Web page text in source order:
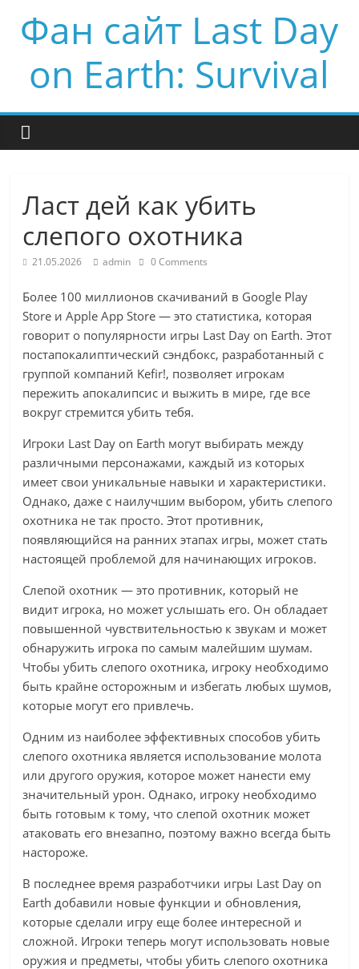
Фан сайт Last Day
on Earth: Survival
Ласт дей как убить
слепого охотника
21.05.2026 admin 0 Comments
Более 100 миллионов скачиваний в Google Play
Store и Apple App Store — это статистика, которая
говорит о популярности игры Last Day on Earth. Этот
постапокалиптический сэндбокс, разработанный с
группой компаний Kefir!, позволяет игрокам
пережить апокалипсис и выжить в мире, где все
вокруг стремится убить тебя.
Игроки Last Day on Earth могут выбирать между
различными персонажами, каждый из которых
имеет свои уникальные навыки и характеристики.
Однако, даже с наилучшим выбором, убить слепого
охотника не так просто. Этот противник,
появляющийся на ранних этапах игры, может стать
настоящей проблемой для начинающих игроков.
Слепой охотник — это противник, который не
видит игрока, но может услышать его. Он обладает
повышенной чувствительностью к звукам и может
обнаружить игрока по самым малейшим шумам.
Чтобы убить слепого охотника, игроку необходимо
быть крайне осторожным и избегать любых шумов,
которые могут его привлечь.
Одним из наиболее эффективных способов убить
слепого охотника является использование молота
или другого оружия, которое может нанести ему
значительный урон. Однако, игроку необходимо
быть готовым к тому, что слепой охотник может
атаковать его внезапно, поэтому важно всегда быть
настороже.
В последнее время разработчики игры Last Day on
Earth добавили новые функции и обновления,
которые сделали игру еще более интересной и
сложной. Игроки теперь могут использовать новые
оружия и предметы, чтобы убить слепого охотника